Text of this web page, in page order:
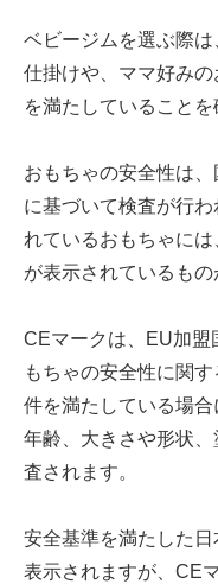
ベビージムを選ぶ際
仕掛けや、ママ好み
を満たしていることを
おもちゃの安全性は
に基づいて検査が行
れているおもちゃに
が表示されているもの
CEマークは、EU加盟
もちゃの安全性に関
件を満たしている場
年齢、大きさや形状
査されます。
安全基準を満たした
表示されますが、CE